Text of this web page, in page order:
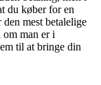
du køber for en
mest betalelige
man er i
til at bringe din